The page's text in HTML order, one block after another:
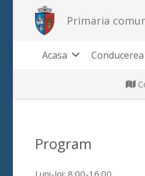
Primaria
Acasa Conducerea
Program
Luni-Joi: 8:00-16:00